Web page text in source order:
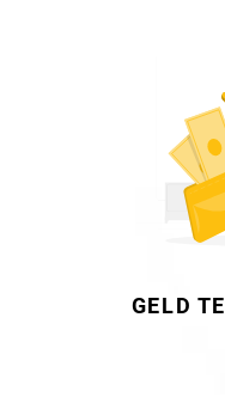
GELD